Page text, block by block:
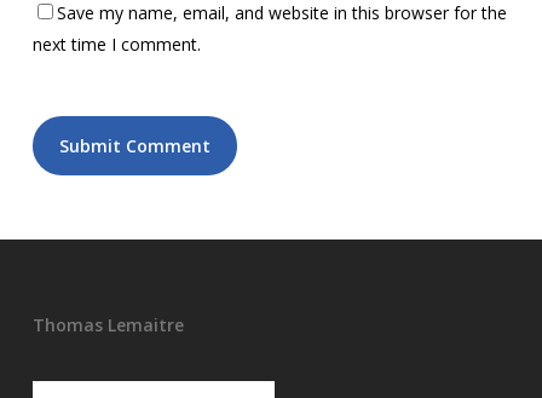
Save my name, email, and website in this browser for the
next time I comment.
Thomas Lemaitre